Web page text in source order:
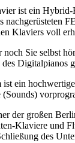
ist ein
nachgerüsteten
Klaviers voll
Sie selbst
Digitalpianos
ist ein
der großen
Klaviere und
des